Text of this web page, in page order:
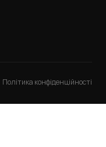
Політика конфіденційності